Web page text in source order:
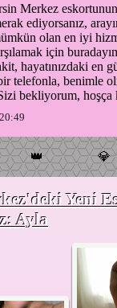
Merkez
ediyorsanız,
olan en iyi
için
hayatınızdaki en
telefonla, benimle
bekliyorum, hoşça
👑 💎
Yeni
Ayla